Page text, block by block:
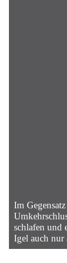
Im
schlafen und
Igel auch nur